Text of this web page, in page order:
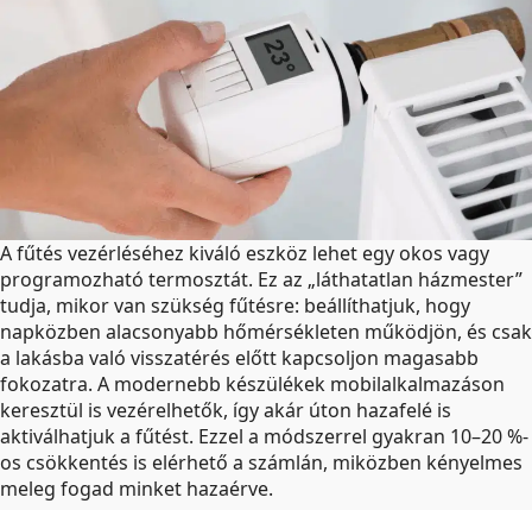
A fűtés vezérléséhez kiváló eszköz lehet egy okos vagy
programozható termosztát. Ez az „láthatatlan házmester”
tudja, mikor van szükség fűtésre: beállíthatjuk, hogy
napközben alacsonyabb hőmérsékleten működjön, és csak
a lakásba való visszatérés előtt kapcsoljon magasabb
fokozatra. A modernebb készülékek mobilalkalmazáson
keresztül is vezérelhetők, így akár úton hazafelé is
aktiválhatjuk a fűtést. Ezzel a módszerrel gyakran 10–20 %-
os csökkentés is elérhető a számlán, miközben kényelmes
meleg fogad minket hazaérve.